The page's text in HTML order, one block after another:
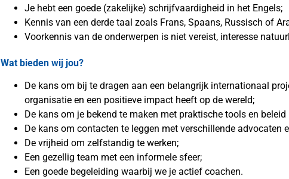
Je hebt een goede (zakelijke) schrijfvaardigheid in het Engels;
Kennis van een derde taal zoals Frans, Spaans, Russisch of
Voorkennis van de onderwerpen is niet vereist, interesse
Wat bieden wij jou?
De kans om bij te dragen aan een belangrijk internationaal
organisatie en een positieve impact heeft op de wereld;
De kans om je bekend te maken met praktische tools en beleid
De kans om contacten te leggen met verschillende advocaten
De vrijheid om zelfstandig te werken;
Een gezellig team met een informele sfeer;
Een goede begeleiding waarbij we je actief coachen.